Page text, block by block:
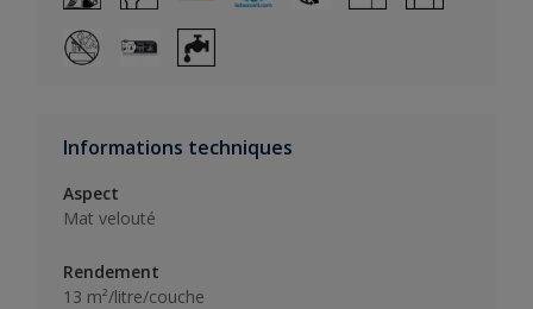
Informations techniques
Aspect
Mat velouté
Rendement
13 m²/litre/couche